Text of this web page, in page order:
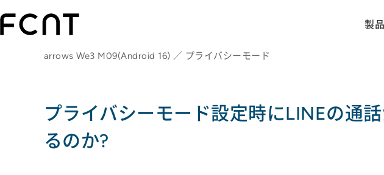
製品
arrows We3 M09(Android 16) ／ プライバシーモード
プライバシーモード設定時にLINEの通
るのか?